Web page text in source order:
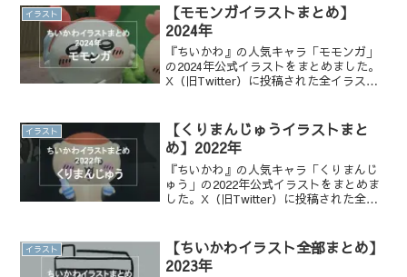
イラスト
【モモンガイラストまとめ】
2024年
『ちいかわ』の人気キャラ「モモンガ」
の2024年公式イラストをまとめました。
X（旧Twitter）に投稿された全イラスト
す。
イラスト
【くりまんじゅうイラストまと
め】2022年
『ちいかわ』の人気キャラ「くりまんじ
ゅう」の2022年公式イラストをまとめま
した。X（旧Twitter）に投稿された全イ
すめです。
イラスト
【ちいかわイラスト全部まとめ】
2023年